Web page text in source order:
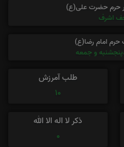
حرم حضرت علی(ع)
اشرف
حرم امام رضا(ع)
و جمعه
طلب آمرزش
10
ذکر لا اله الا الله
0